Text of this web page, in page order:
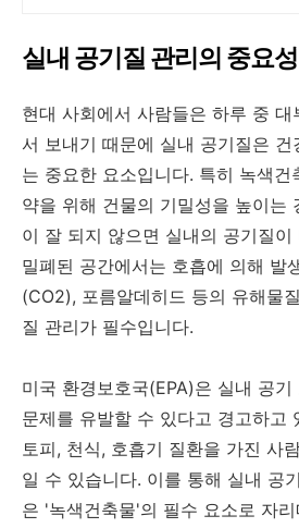
실내 공기질 관리의 중요성
현대 사회에서 사람들은 하루 중 대
서 보내기 때문에 실내 공기질은 건
는 중요한 요소입니다. 특히 녹색건
약을 위해 건물의 기밀성을 높이는
이 잘 되지 않으면 실내의 공기질
밀폐된 공간에서는 호흡에 의해 발
(CO2), 포름알데히드 등의 유해물
질 관리가 필수입니다.
미국 환경보호국(EPA)은 실내 공
문제를 유발할 수 있다고 경고하고
토피, 천식, 호흡기 질환을 가진 사
일 수 있습니다. 이를 통해 실내 공
은 '녹색건축물'의 필수 요소로 자